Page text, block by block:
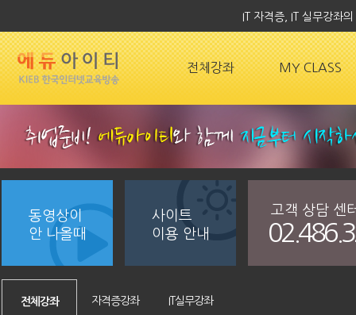
IT 자격증, IT 실무강좌
전체강좌 MY CLASS
동영상이
안 나올때
사이트
이용 안내
고객 상담 센
전체강좌 자격증강좌 IT실무강좌